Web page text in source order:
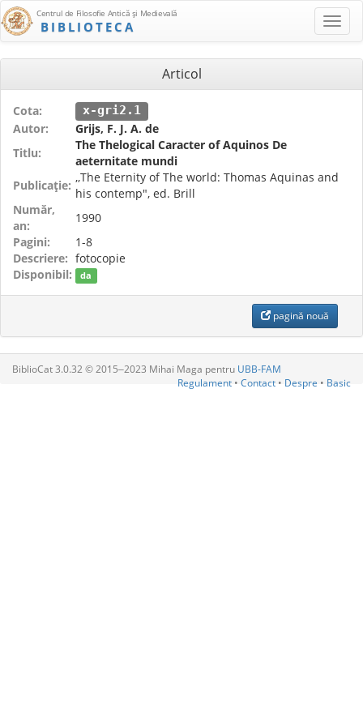
Centrul de Filosofie Antică şi Medievală
BIBLIOTECA
Articol
Cota: x-gri2.1
Autor:
Grijs, F. J. A. de
Titlu:
The Thelogical Caracter of Aquinos De
aeternitate mundi
Publicaţie:
,,The Eternity of The world: Thomas Aquinas and
his contemp", ed. Brill
Număr,
an:
1990
Pagini:
1-8
Descriere: fotocopie
Disponibil:
da
pagină nouă
BiblioCat 3.0.32 © 2015‒2023 Mihai Maga pentru UBB-FAM
Regulament • Contact • Despre • Basic